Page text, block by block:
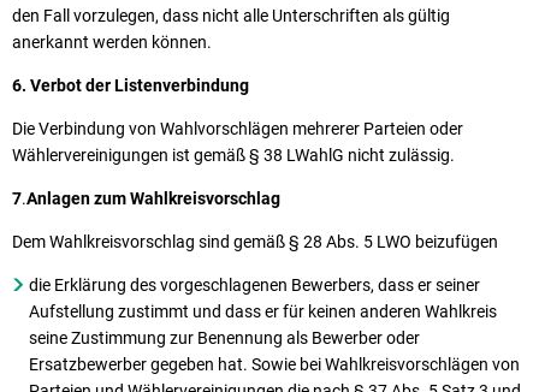
den Fall vorzulegen, dass nicht alle Unterschriften als gültig
anerkannt werden können.
6. Verbot der Listenverbindung
Die Verbindung von Wahlvorschlägen mehrerer Parteien oder
Wählervereinigungen ist gemäß § 38 LWahlG nicht zulässig.
7.Anlagen zum Wahlkreisvorschlag
Dem Wahlkreisvorschlag sind gemäß § 28 Abs. 5 LWO beizufügen
die Erklärung des vorgeschlagenen Bewerbers, dass er seiner
Aufstellung zustimmt und dass er für keinen anderen Wahlkreis
seine Zustimmung zur Benennung als Bewerber oder
Ersatzbewerber gegeben hat. Sowie bei Wahlkreisvorschlägen von